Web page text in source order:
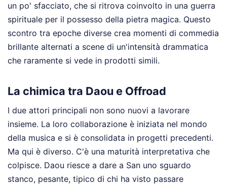
un po' sfacciato, che si ritrova coinvolto in una guerra
spirituale per il possesso della pietra magica. Questo
scontro tra epoche diverse crea momenti di commedia
brillante alternati a scene di un'intensità drammatica
che raramente si vede in prodotti simili.
La chimica tra Daou e Offroad
I due attori principali non sono nuovi a lavorare
insieme. La loro collaborazione è iniziata nel mondo
della musica e si è consolidata in progetti precedenti.
Ma qui è diverso. C'è una maturità interpretativa che
colpisce. Daou riesce a dare a San uno sguardo
stanco, pesante, tipico di chi ha visto passare